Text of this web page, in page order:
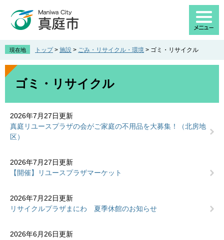
先
す
を
し
現在地 トップ > 施設 > ごみ・リサイクル・環境 > ゴミ・リサイクル
本
ゴミ・リサイクル
2026年7月27日更新
真庭リユースプラザの会がご家庭の不用品を大募集！（北房地
区）
2026年7月27日更新
【開催】リユースプラザマーケット
2026年7月22日更新
リサイクルプラザまにわ 夏季休館のお知らせ
2026年6月26日更新